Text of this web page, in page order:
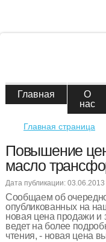
Главная
О
нас
Главная страница
Повышение
масло
Дата публикации: 03.06.2013
Сообщаем об
опубликованных на
новая цена продажи и
ведет на более
чтения, - новая цена